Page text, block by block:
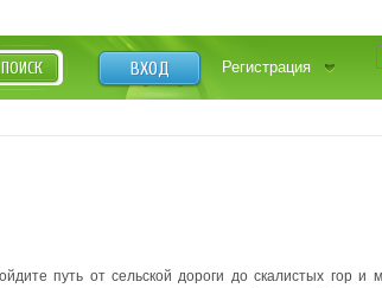
ВХОД Регистрация
ПОИСК
путь от сельской дороги до скалистых гор и